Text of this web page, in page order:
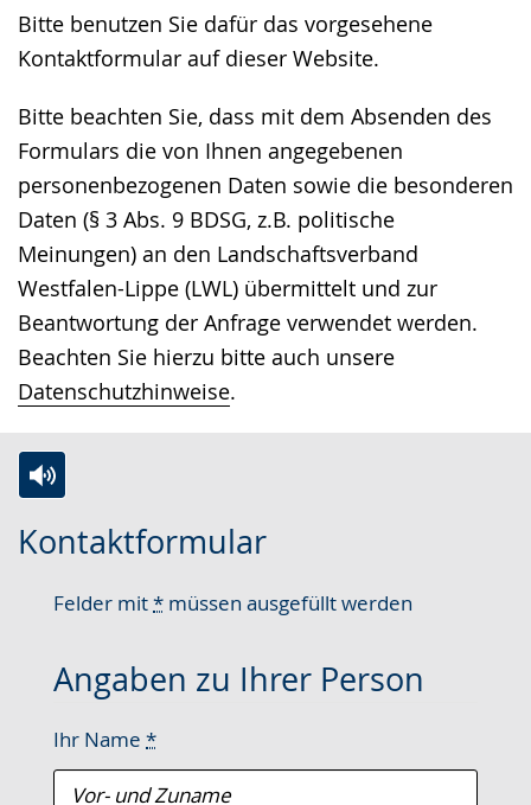
Bitte benutzen Sie dafür das vorgesehene
Kontaktformular auf dieser Website.
Bitte beachten Sie, dass mit dem Absenden des
Formulars die von Ihnen angegebenen
personenbezogenen Daten sowie die besonderen
Daten (§ 3 Abs. 9 BDSG, z.B. politische
Meinungen) an den Landschaftsverband
Westfalen-Lippe (LWL) übermittelt und zur
Beantwortung der Anfrage verwendet werden.
Beachten Sie hierzu bitte auch unsere
Datenschutzhinweise.
Kontaktformular
Felder mit* müssen ausgefüllt werden
Angaben zu Ihrer Person
Ihr Name *
Leichten
wechseln.
Audio-
Video
Deutscher
wird